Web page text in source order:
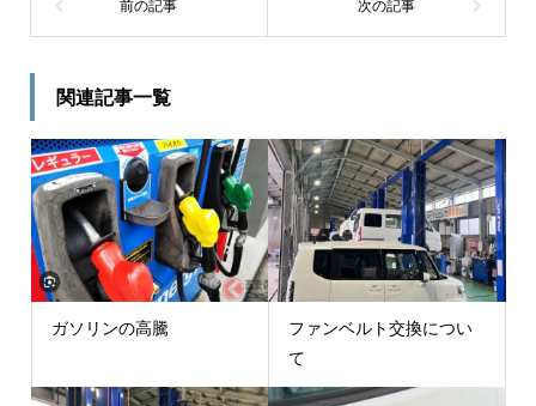
関連記事一覧
ガソリンの高騰
ファンベルト交換につい
て